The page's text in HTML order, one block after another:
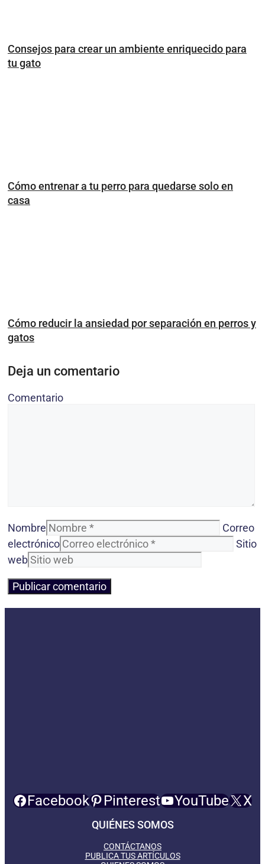
Consejos para crear un ambiente enriquecido para
tu gato
Cómo entrenar a tu perro para quedarse solo en
casa
Cómo reducir la ansiedad por separación en perros y
gatos
Deja un comentario
Comentario
Nombre
Correo
electrónico
Sitio
web
Facebook Pinterest YouTube X
QUIÉNES SOMOS
CONTÁCTANOS
PUBLICA TUS ARTÍCULOS